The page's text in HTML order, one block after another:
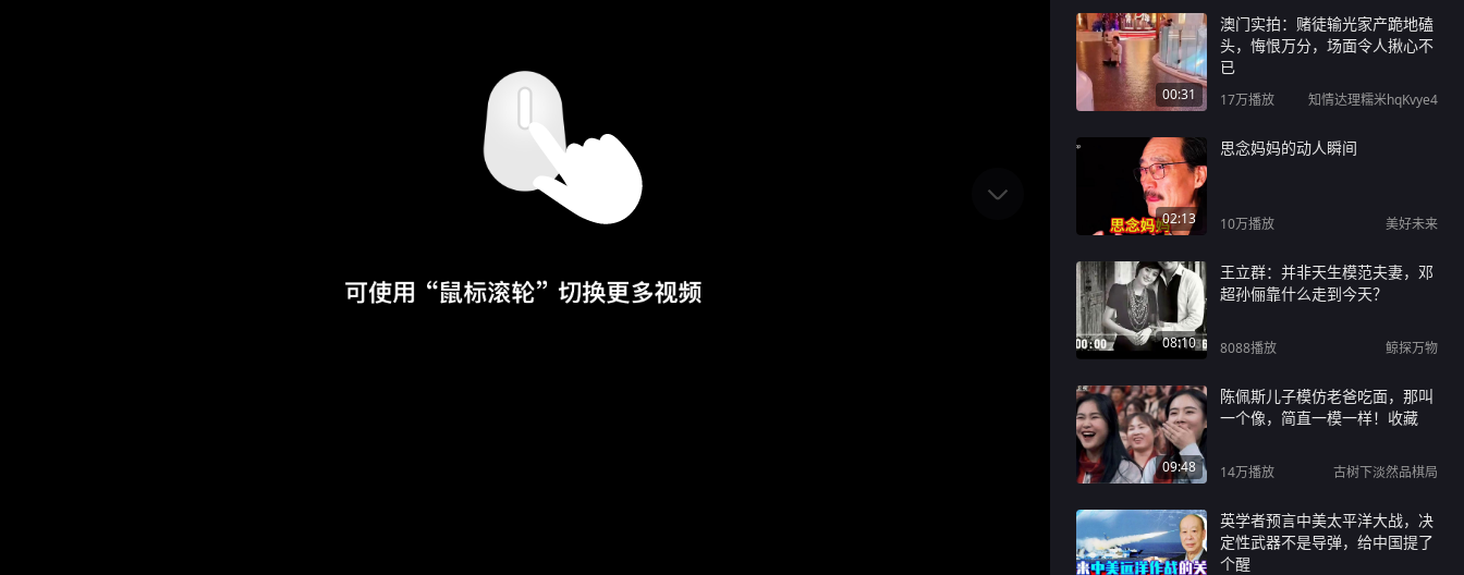
00:31
澳门实拍：赌徒输光家产跪地磕
头，悔恨万分，场面令人揪心不
已
17万播放 知情达理糯米hqKvye4
02:13
思念妈妈的动人瞬间
10万播放 美好未来
08:10
王立群：并非天生模范夫妻，邓
超孙俪靠什么走到今天？
8088播放 鲸探万物
09:48
陈佩斯儿子模仿老爸吃面，那叫
一个像，简直一模一样！收藏
14万播放 古树下淡然品棋局
英学者预言中美太平洋大战，决
定性武器不是导弹，给中国提了
个醒